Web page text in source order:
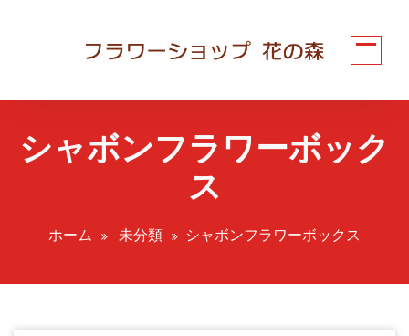
ツ
シャボンフラワーボック
ス
ホーム 未分類 シャボンフラワーボックス